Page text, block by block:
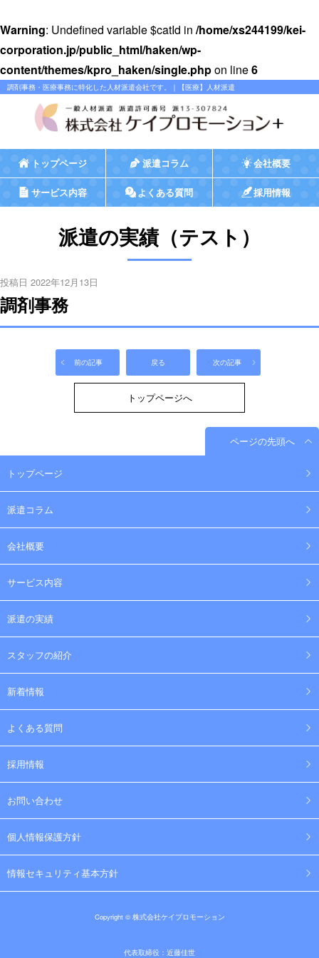
Warning: Undefined variable $catId in /home/xs244199/kei-
corporation.jp/public_html/haken/wp-
content/themes/kpro_haken/single.phpon line6
調剤事務・医療事務に特化した人材派遣会社です。｜【医療】人材派遣
トップページ 派遣コラム 会社概要
サービス内容 よくある質問 採用情報
派遣の実績（テスト）
投稿日 2022年12月13日
調剤事務
前の記事 戻る 次の記事
トップページへ
ページの先頭へ
トップページ
派遣コラム
会社概要
サービス内容
派遣の実績
スタッフの紹介
新着情報
よくある質問
採用情報
お問い合わせ
個人情報保護方針
情報セキュリティ基本方針
Copyright © 株式会社ケイプロモーション
代表取締役：近藤佳世